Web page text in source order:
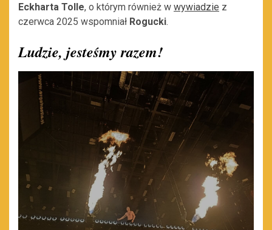
Eckharta Tolle, o którym również w wywiadzie z
czerwca 2025 wspomniał Rogucki.
Ludzie, jesteśmy razem!